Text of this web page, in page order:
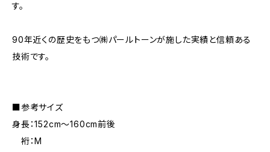
す。
90年近くの歴史をもつ㈱パールトーンが施した実績と信頼ある
技術です。
■参考サイズ
身長：152cm～160cm前後
裄：M